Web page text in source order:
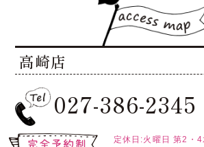
高崎店
027-386-2345
定休日:火曜日 第2・4